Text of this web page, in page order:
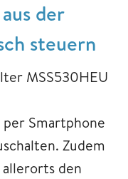
der
steuern
MSS530HEU
Smartphone
Zudem
den